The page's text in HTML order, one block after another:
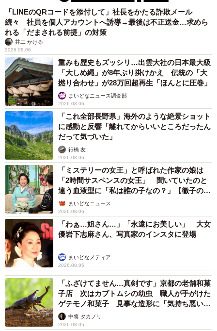
「LINEのQRコードを添付して」社長をかたる詐欺メール
続々 社員を個人アカウントへ誘導→最後は不正送金…求めら
れる「だまされる前提」の対策
井二 かける
2026.08.06
重みも歴史もズッシリ…出雲大社の日本最大級
「大しめ縄」が8年ぶり掛けかえ 伝統の「大
撚り合わせ」が28万回超再生「ほんとに圧巻」
まいどなニュース調査部
2026.08.06
「これ全部長野県」海外のような絶景ショット
に感動と反響「離れてからいいところだったん
だって気づいた」
行橋 友
2026.08.06
「ミステリーの女王」と呼ばれた作家の娘は
「2時間サスペンスの女王」 聞いていたのと
違う血液型に「私は誰の子なの？」【徹子の部
屋】まいどなニュース
2026.08.06
「わぁ…姐さん…」「永遠にお美しい」 大女
優岩下志麻さん、写真家のインスタに登場
まいどなメディア
2026.08.05
「ふざけてません…真剣です」京都の老舗和菓
子店 次はカブトムシの幼虫 職人が手がけた
ゲテモノ和菓子 見事な造形に「気持ち悪いく
らいリアル」
中将 タカノリ
2026.08.05